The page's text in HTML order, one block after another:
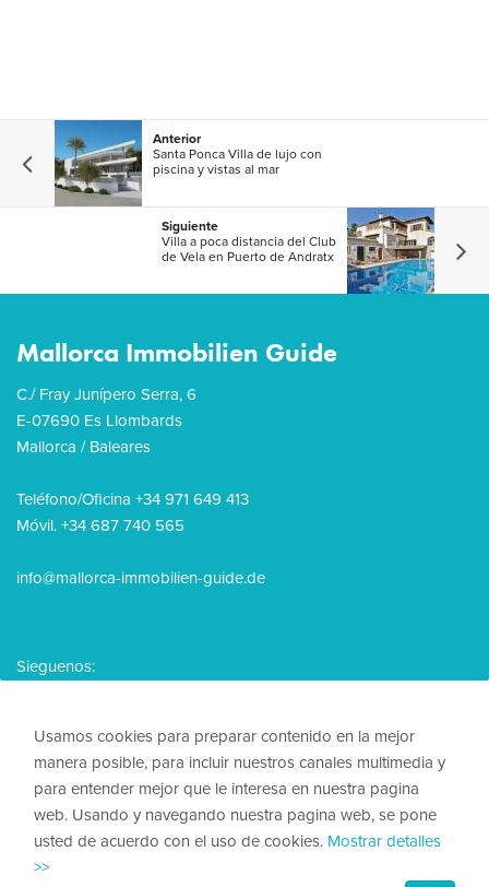
Anterior
Santa Ponca Villa de lujo con
piscina y vistas al mar
Siguiente
Villa a poca distancia del Club
de Vela en Puerto de Andratx
Mallorca Immobilien Guide
C./ Fray Junípero Serra, 6
E-07690 Es Llombards
Mallorca / Baleares
Teléfono/Oficina +34 971 649 413
Móvil. +34 687 740 565
info@mallorca-immobilien-guide.de
Sieguenos:
© 2026, Mallorca Immobilien Guide
Nota legal
Usamos cookies para preparar contenido en la mejor
manera posible, para incluir nuestros canales multimedia y
para entender mejor que le interesa en nuestra pagina
web. Usando y navegando nuestra pagina web, se pone
usted de acuerdo con el uso de cookies. Mostrar detalles
>>